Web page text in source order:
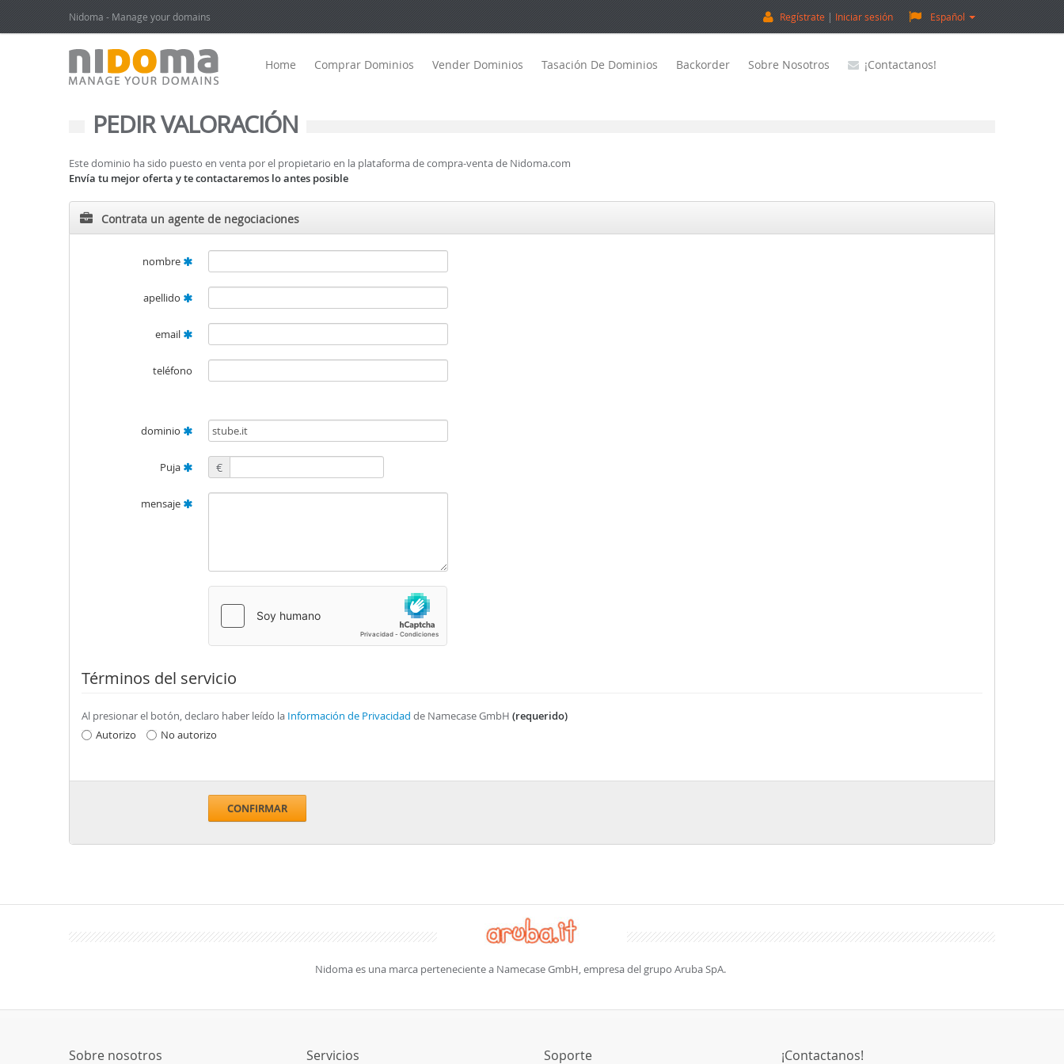
Nidoma - Manage your domains Español
Regístrate Iniciar sesión
Home Comprar Dominios Vender Dominios Tasación De Dominios Backorder Sobre Nosotros ¡Contactanos!
PEDIR VALORACIÓN
Este dominio ha sido puesto en venta por el propietario en la plataforma de compra-venta de Nidoma.com
Envía tu mejor oferta y te contactaremos lo antes posible
Contrata un agente de negociaciones
nombre
apellido
email
teléfono
dominio
Puja €
mensaje
Términos del servicio
Al presionar el botón, declaro haber leído la Información de Privacidad de Namecase GmbH (requerido)
Autorizo
No autorizo
CONFIRMAR
Nidoma es una marca perteneciente a Namecase GmbH, empresa del grupo Aruba SpA.
Sobre nosotros Servicios Soporte ¡Contactanos!